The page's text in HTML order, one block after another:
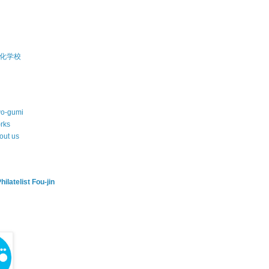
学校
gumi
us
Fou-jin